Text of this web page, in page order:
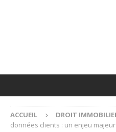
ACCUEIL DROIT
données clients : un enjeu